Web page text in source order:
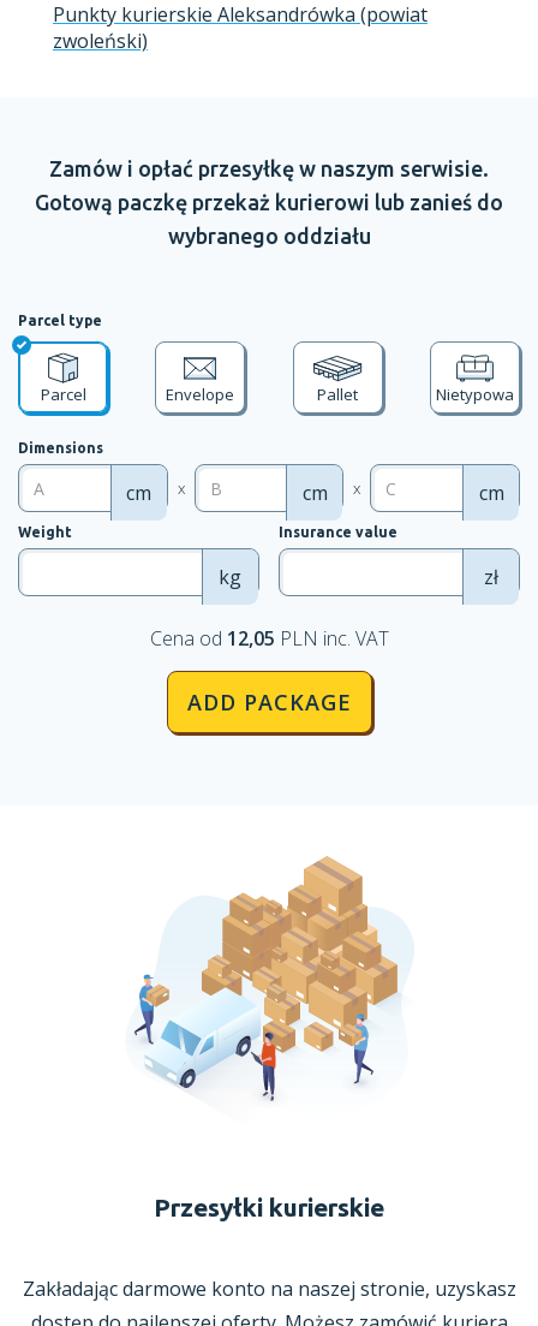
Punkty kurierskie Aleksandrówka (powiat
zwoleński)
Zamów i opłać przesyłkę w naszym serwisie.
Gotową paczkę przekaż kurierowi lub zanieś do
wybranego oddziału
Parcel type
Parcel Envelope Pallet Nietypowa
Dimensions
cm x cm x cm
Weight
kg
Insurance value
zł
Cena od 12,05 PLN inc. VAT
ADD PACKAGE
Przesyłki kurierskie
Zakładając darmowe konto na naszej stronie, uzyskasz